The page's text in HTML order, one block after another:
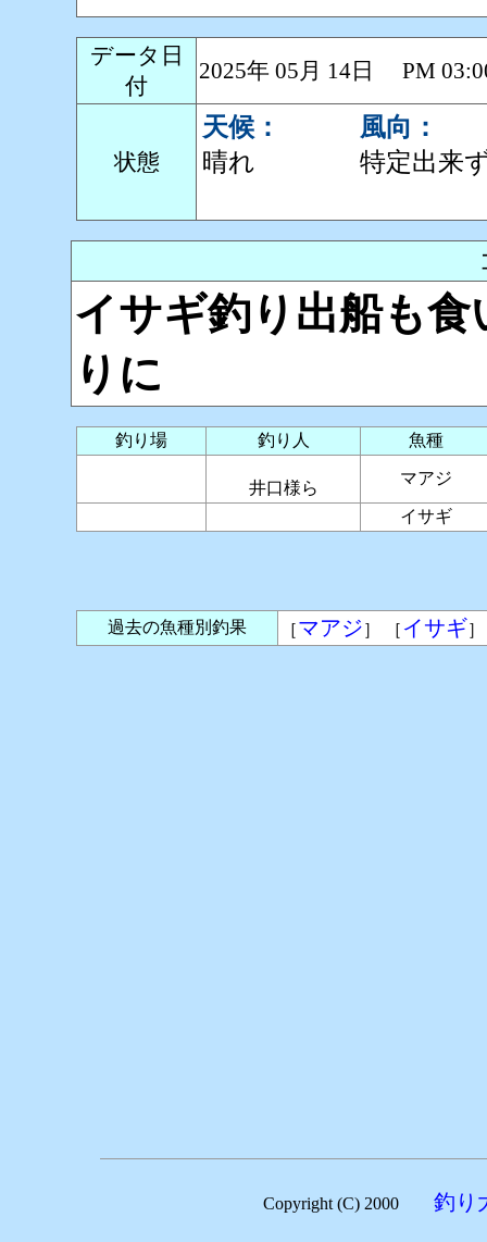
データ日
付
2025年 05月 14日 PM
状態
天候：
晴れ
風向：
特定出来
イサギ釣り出船も
りに
釣り場 釣り人 魚種
井口様ら
マアジ
イサギ
過去の魚種別釣果 ［マアジ］ ［ イサギ
Copyright (C) 2000 釣り